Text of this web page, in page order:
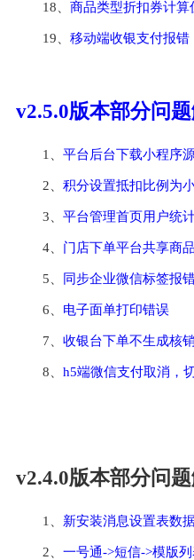
18、 商品类型折扣券计算
19、 移动端收银支付报错
v2.5.0版本部分问题
1、 平台后台下载小程序
2、 积分设置抵扣比例为
3、 平台管理首页用户统
4、 门店下单平台共享商
5、 同步企业微信标签报
6、 电子面单打印错误
7、 收银台下单不生成核
8、 h5端微信支付取消，
v2.4.0版本部分问题
1、 新安装消息设置表数
2、 一号通->短信->模版